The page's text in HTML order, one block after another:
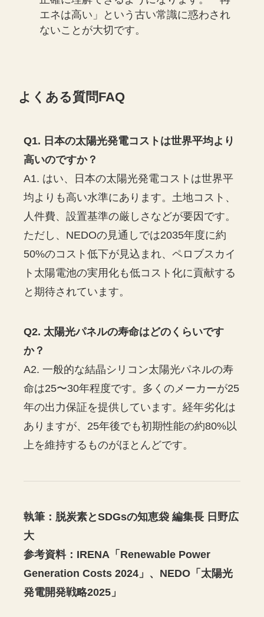
エネは高い」という古い常識に惑わされ
ないことが大切です。
よくある質問FAQ
Q1. 日本の太陽光発電コストは世界平均より
高いのですか？
A1. はい、日本の太陽光発電コストは世界平
均よりも高い水準にあります。土地コスト、
人件費、設置基準の厳しさなどが要因です。
ただし、NEDOの見通しでは2035年度に約
50%のコスト低下が見込まれ、ペロブスカイ
ト太陽電池の実用化も低コスト化に貢献する
と期待されています。
Q2. 太陽光パネルの寿命はどのくらいです
か？
A2. 一般的な結晶シリコン太陽光パネルの寿
命は25〜30年程度です。多くのメーカーが25
年の出力保証を提供しています。経年劣化は
ありますが、25年後でも初期性能の約80%以
上を維持するものがほとんどです。
執筆：脱炭素とSDGsの知恵袋 編集長 日野広
大
参考資料：IRENA「Renewable Power
Generation Costs 2024」、NEDO「太陽光
発電開発戦略2025」